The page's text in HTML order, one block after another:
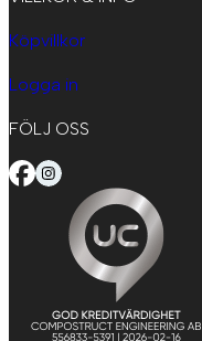
Köpvillkor
Logga in
FÖLJ OSS